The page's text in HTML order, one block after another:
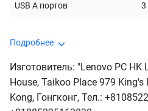
USB A портов 3
Подробнее
Изготовитель: "Lenovo PC
House, Taikoo Place 979 King's
Kong, Гонгконг, Тел.: